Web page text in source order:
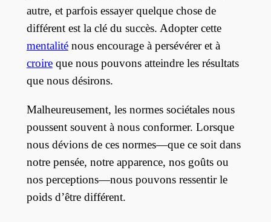
autre, et parfois essayer quelque chose de
différent est la clé du succès. Adopter cette
mentaliténous encourage à persévérer et à
croireque nous pouvons atteindre les résultats
que nous désirons.
Malheureusement, les normes sociétales nous
poussent souvent à nous conformer. Lorsque
nous dévions de ces normes—que ce soit dans
notre pensée, notre apparence, nos goûts ou
nos perceptions—nous pouvons ressentir le
poids d’être différent.